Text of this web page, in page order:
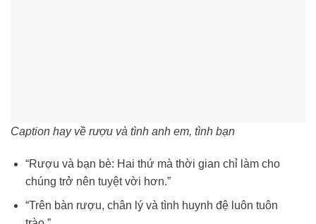
Caption hay về rượu và tình anh em, tình bạn
“Rượu và bạn bè: Hai thứ mà thời gian chỉ làm cho
chúng trở nên tuyệt vời hơn.”
“Trên bàn rượu, chân lý và tình huynh đệ luôn tuôn